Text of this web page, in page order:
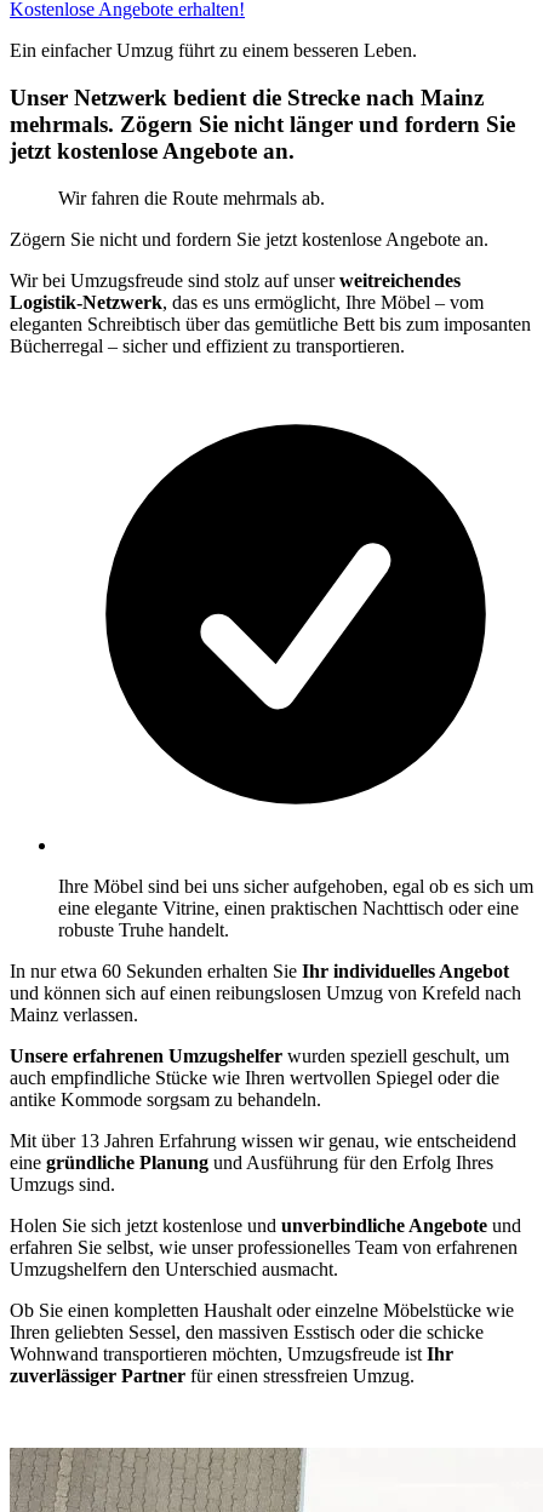
Kostenlose Angebote erhalten!
Ein einfacher Umzug führt zu einem besseren Leben.
Unser Netzwerk bedient die Strecke nach Mainz
mehrmals. Zögern Sie nicht länger und fordern Sie
jetzt kostenlose Angebote an.
Wir fahren die Route mehrmals ab.
Zögern Sie nicht und fordern Sie jetzt kostenlose Angebote an.
Wir bei Umzugsfreude sind stolz auf unserweitreichendes
Logistik-Netzwerk, das es uns ermöglicht, Ihre Möbel – vom
eleganten Schreibtisch über das gemütliche Bett bis zum imposanten
Bücherregal – sicher und effizient zu transportieren.
Ihre Möbel sind bei uns sicher aufgehoben, egal ob es sich um
eine elegante Vitrine, einen praktischen Nachttisch oder eine
robuste Truhe handelt.
In nur etwa 60 Sekunden erhalten Sie Ihr individuelles Angebot
und können sich auf einen reibungslosen Umzug von Krefeld nach
Mainz verlassen.
Unsere erfahrenen Umzugshelfer wurden speziell geschult, um
auch empfindliche Stücke wie Ihren wertvollen Spiegel oder die
antike Kommode sorgsam zu behandeln.
Mit über 13 Jahren Erfahrung wissen wir genau, wie entscheidend
eine gründliche Planung und Ausführung für den Erfolg Ihres
Umzugs sind.
Holen Sie sich jetzt kostenlose und unverbindliche Angebote und
erfahren Sie selbst, wie unser professionelles Team von erfahrenen
Umzugshelfern den Unterschied ausmacht.
Ob Sie einen kompletten Haushalt oder einzelne Möbelstücke wie
Ihren geliebten Sessel, den massiven Esstisch oder die schicke
Wohnwand transportieren möchten, Umzugsfreude ist Ihr
zuverlässiger Partner für einen stressfreien Umzug.